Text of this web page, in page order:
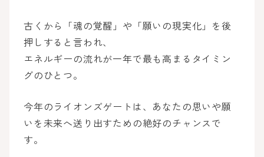
古くから「魂の覚醒」や「願いの現実化」を後
押しすると言われ、
エネルギーの流れが一年で最も高まるタイミン
グのひとつ。
今年のライオンズゲートは、あなたの思いや願
いを未来へ送り出すための絶好のチャンスで
す。